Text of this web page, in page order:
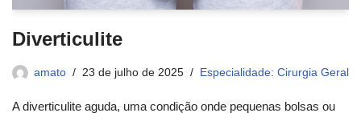
Diverticulite
amato 23 de julho de 2025 Especialidade: Cirurgia Geral
A diverticulite aguda, uma condição onde pequenas bolsas ou